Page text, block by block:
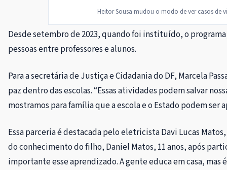
Heitor Sousa mudou o modo de ver casos de
Desde setembro de 2023, quando foi instituído, o
pessoas entre professores e alunos.
Para a secretária de Justiça e Cidadania do DF, Marcela
paz dentro das escolas. “Essas atividades podem salvar
mostramos para família que a escola e o Estado podem ser
Essa parceria é destacada pelo eletricista Davi Lucas
do conhecimento do filho, Daniel Matos, 11 anos, após
importante esse aprendizado. A gente educa em casa, mas